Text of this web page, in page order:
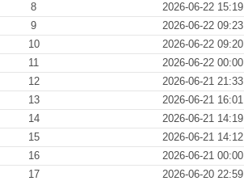
8
2026-06-22 15:19
9
2026-06-22 09:23
10
2026-06-22 09:20
11
2026-06-22 00:00
12
2026-06-21 21:33
13
2026-06-21 16:01
14
2026-06-21 14:19
15
2026-06-21 14:12
16
2026-06-21 00:00
17
2026-06-20 22:59